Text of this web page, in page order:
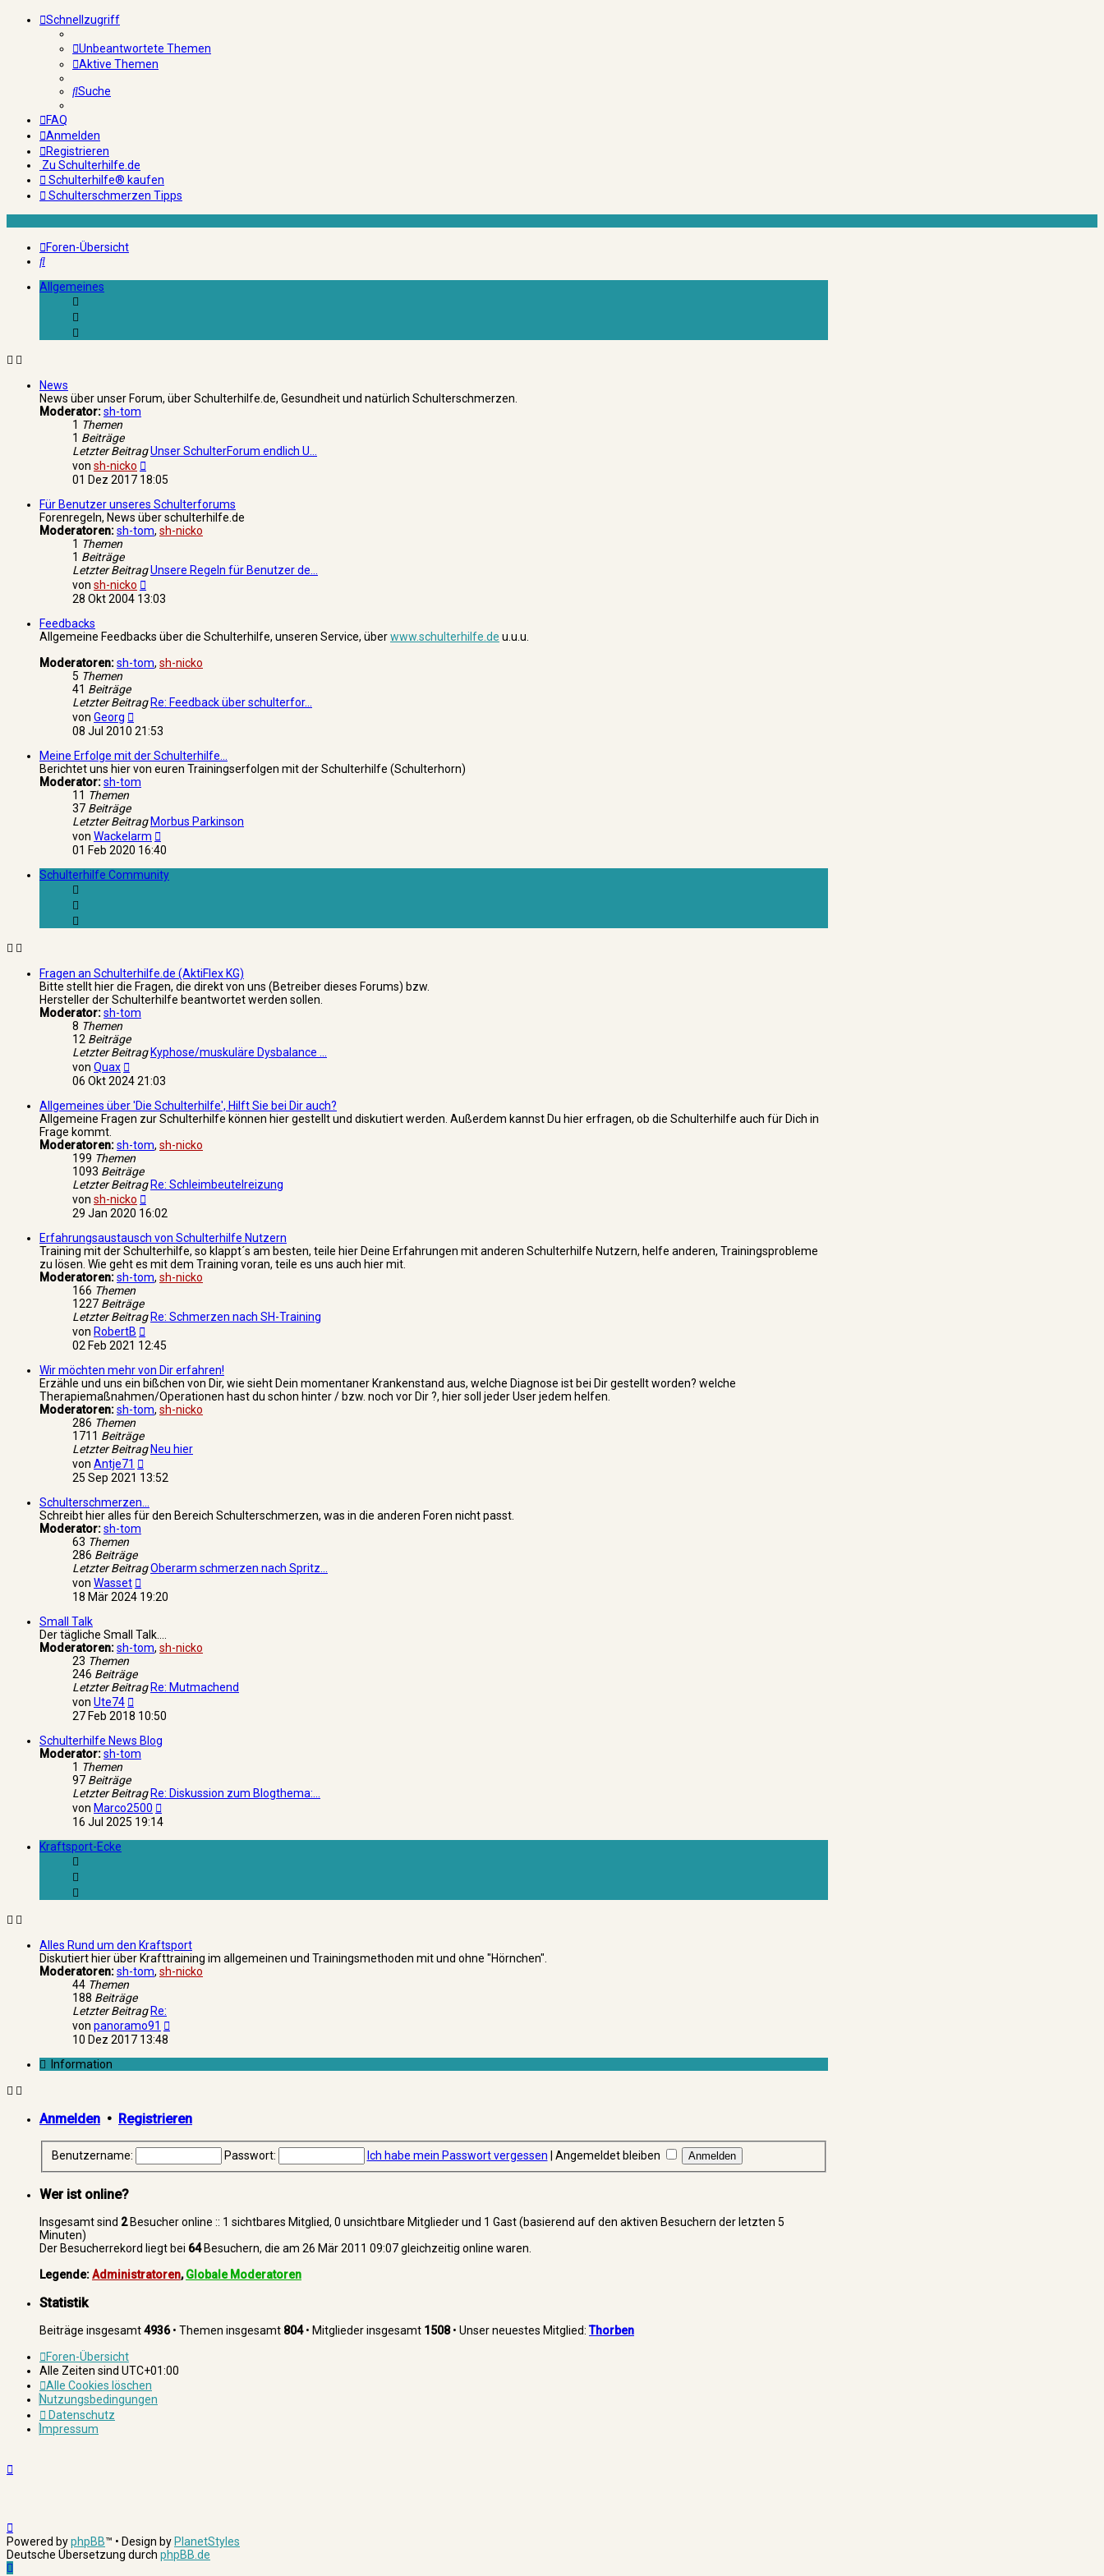
Schnellzugriff
Unbeantwortete Themen
Aktive Themen
Suche
FAQ
Anmelden
Registrieren
Zu Schulterhilfe.de
Schulterhilfe® kaufen
Schulterschmerzen Tipps
Foren-Übersicht
Suche
Allgemeines
News
News über unser Forum, über Schulterhilfe.de, Gesundheit und natürlich Schulterschmerzen.
Moderator:sh-tom
1 Themen
1 Beiträge
Letzter BeitragUnser SchulterForum endlich U…
von sh-nicko
Beitrag
01 Dez 2017 18:05
Für Benutzer unseres Schulterforums
Forenregeln, News über schulterhilfe.de
Moderatoren:sh-tom, sh-nicko
1 Themen
1 Beiträge
Letzter BeitragUnsere Regeln für Benutzer de…
von sh-nicko
Beitrag
28 Okt 2004 13:03
Feedbacks
Allgemeine Feedbacks über die Schulterhilfe, unseren Service, überwww.schulterhilfe.de u.u.u.
Moderatoren:sh-tom, sh-nicko
5 Themen
41 Beiträge
Letzter Beitrag Re: Feedback über schulterfor…
von Georg
Beitrag
08 Jul 2010 21:53
Meine Erfolge mit der Schulterhilfe...
Berichtet uns hier von euren Trainingserfolgen mit der Schulterhilfe (Schulterhorn)
Moderator:sh-tom
11 Themen
37 Beiträge
Letzter Beitrag Morbus Parkinson
von Wackelarm
Beitrag
01 Feb 2020 16:40
Schulterhilfe Community
Fragen an Schulterhilfe.de (AktiFlex KG)
Bitte stellt hier die Fragen, die direkt von uns (Betreiber dieses Forums) bzw.
Hersteller der Schulterhilfe beantwortet werden sollen.
Moderator:sh-tom
8 Themen
12 Beiträge
Letzter Beitrag Kyphose/muskuläre Dysbalance …
von Quax
Beitrag
06 Okt 2024 21:03
Allgemeines über 'Die Schulterhilfe', Hilft Sie bei Dir auch?
Allgemeine Fragen zur Schulterhilfe können hier gestellt und diskutiert werden. Außerdem kannst Du hier erfragen, ob die Schulterhilfe auch für Dich in
Frage kommt.
Moderatoren:sh-tom, sh-nicko
199 Themen
1093 Beiträge
Letzter Beitrag Re: Schleimbeutelreizung
von sh-nicko
Beitrag
29 Jan 2020 16:02
Erfahrungsaustausch von Schulterhilfe Nutzern
Training mit der Schulterhilfe, so klappt´s am besten, teile hier Deine Erfahrungen mit anderen Schulterhilfe Nutzern, helfe anderen, Trainingsprobleme
zu lösen. Wie geht es mit dem Training voran, teile es uns auch hier mit.
Moderatoren:sh-tom, sh-nicko
166 Themen
1227 Beiträge
Letzter Beitrag Re: Schmerzen nach SH-Training
von RobertB
Beitrag
02 Feb 2021 12:45
Wir möchten mehr von Dir erfahren!
Erzähle und uns ein bißchen von Dir, wie sieht Dein momentaner Krankenstand aus, welche Diagnose ist bei Dir gestellt worden? welche
Therapiemaßnahmen/Operationen hast du schon hinter / bzw. noch vor Dir ?, hier soll jeder User jedem helfen.
Moderatoren:sh-tom, sh-nicko
286 Themen
1711 Beiträge
Letzter Beitrag Neu hier
von Antje71
Beitrag
25 Sep 2021 13:52
Schulterschmerzen...
Schreibt hier alles für den Bereich Schulterschmerzen, was in die anderen Foren nicht passt.
Moderator:sh-tom
63 Themen
286 Beiträge
Letzter BeitragOberarm schmerzen nach Spritz…
von Wasset
Beitrag
18 Mär 2024 19:20
Small Talk
Der tägliche Small Talk....
Moderatoren:sh-tom, sh-nicko
23 Themen
246 Beiträge
Letzter Beitrag Re: Mutmachend
von Ute74
Beitrag
27 Feb 2018 10:50
Schulterhilfe News Blog
Moderator:sh-tom
1 Themen
97 Beiträge
Letzter Beitrag Re: Diskussion zum Blogthema:…
von Marco2500
Beitrag
16 Jul 2025 19:14
Kraftsport-Ecke
Alles Rund um den Kraftsport
Diskutiert hier über Krafttraining im allgemeinen und Trainingsmethoden mit und ohne "Hörnchen".
Moderatoren:sh-tom, sh-nicko
44 Themen
188 Beiträge
Letzter Beitrag Re:
von panoramo91
10 Dez 2017 13:48
Information
Anmelden • Registrieren
Benutzername: Passwort: Ich habe mein Passwort vergessen Angemeldet bleiben
Wer ist online?
Insgesamt sind 2Besucher online :: 1 sichtbares Mitglied, 0 unsichtbare Mitglieder und 1 Gast (basierend auf den aktiven Besuchern der letzten 5
Minuten)
Der Besucherrekord liegt bei 64Besuchern, die am 26 Mär 2011 09:07 gleichzeitig online waren.
Legende:Administratoren,Globale Moderatoren
Statistik
Beiträge insgesamt4936• Themen insgesamt 804• Mitglieder insgesamt 1508• Unser neuestes Mitglied:Thorben
Foren-Übersicht
Alle Zeiten sind UTC+01:00
Alle Cookies löschen
Nutzungsbedingungen
Datenschutz
Impressum
Powered byphpBB™ • Design by PlanetStyles
Deutsche Übersetzung durch phpBB.de